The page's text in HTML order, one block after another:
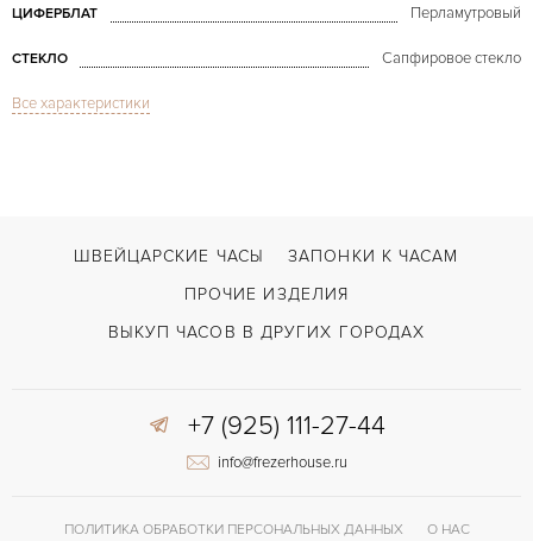
ЦИФЕРБЛАТ Перламутровый
СТЕКЛО Сапфировое стекло
ФУНКЦИИ
Двойной сложности застежка
ДЛИНА БРАСЛЕТА, ДЛИННАЯ СТОРОНА
Отделка драгоценными камнями
Все характеристики
ШВЕЙЦАРСКИЕ ЧАСЫ
ЗАПОНКИ К ЧАСАМ
ПРОЧИЕ ИЗДЕЛИЯ
ВЫКУП ЧАСОВ В ДРУГИХ ГОРОДАХ
+7 (925) 111-27-44
info@frezerhouse.ru
ПОЛИТИКА ОБРАБОТКИ ПЕРСОНАЛЬНЫХ ДАННЫХ
О НАС